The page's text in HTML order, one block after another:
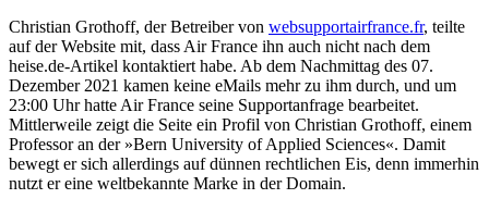
Christian Grothoff, der Betreiber von websupportairfrance.fr, teilte
auf der Website mit, dass Air France ihn auch nicht nach dem
heise.de-Artikel kontaktiert habe. Ab dem Nachmittag des 07.
Dezember 2021 kamen keine eMails mehr zu ihm durch, und um
23:00 Uhr hatte Air France seine Supportanfrage bearbeitet.
Mittlerweile zeigt die Seite ein Profil von Christian Grothoff, einem
Professor an der »Bern University of Applied Sciences«. Damit
bewegt er sich allerdings auf dünnen rechtlichen Eis, denn immerhin
nutzt er eine weltbekannte Marke in der Domain.